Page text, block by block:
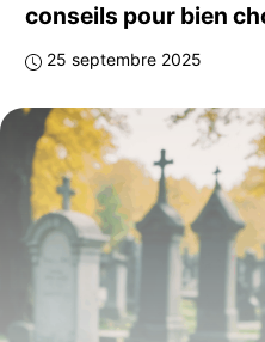
conseils pour bien
25 septembre 2025